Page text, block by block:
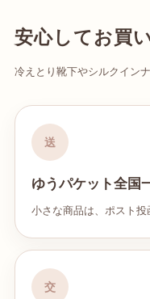
安心してお買
冷えとり靴下やシルクイン
送
ゆうパケット全国
小さな商品は、ポスト投
交